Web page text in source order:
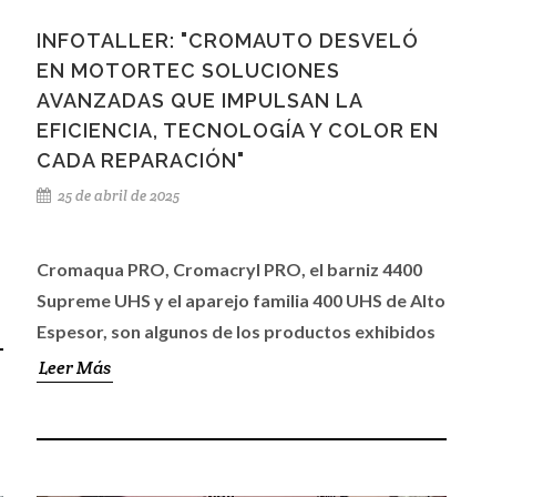
INFOTALLER: "CROMAUTO DESVELÓ
EN MOTORTEC SOLUCIONES
AVANZADAS QUE IMPULSAN LA
EFICIENCIA, TECNOLOGÍA Y COLOR EN
CADA REPARACIÓN"
25 de abril de 2025
Cromaqua PRO, Cromacryl PRO, el barniz 4400
Supreme UHS y el aparejo familia 400 UHS de Alto
Espesor, son algunos de los productos exhibidos
para el taller de carrocería.
Leer Más